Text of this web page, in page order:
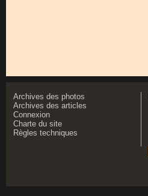
Archives des photos
Archives des articles
Connexion
Charte du site
Règles techniques